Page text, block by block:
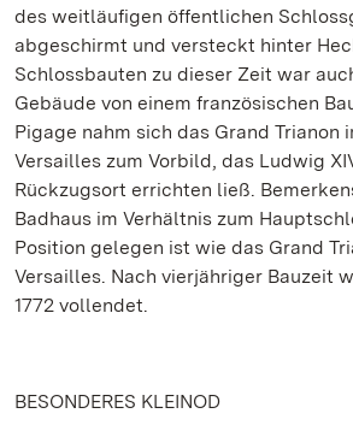
des weitläufigen öffentlichen
abgeschirmt und versteckt hinter
Schlossbauten zu dieser Zeit war
Gebäude von einem französischen
Pigage nahm sich das Grand Trianon
Versailles zum Vorbild, das Ludwig
Rückzugsort errichten ließ.
Badhaus im Verhältnis zum
Position gelegen ist wie das Grand
Versailles. Nach vierjähriger Bauzeit
1772 vollendet.
BESONDERES KLEINOD